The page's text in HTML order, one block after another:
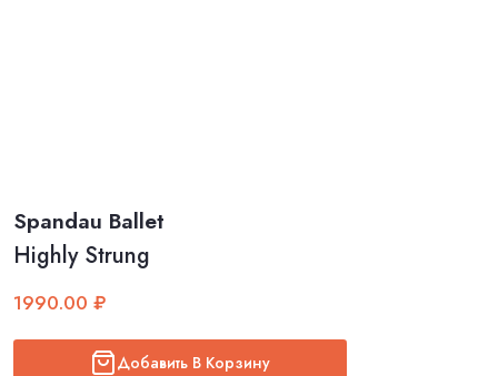
Spandau Ballet
Highly Strung
1990.00 ₽
Добавить В Корзину